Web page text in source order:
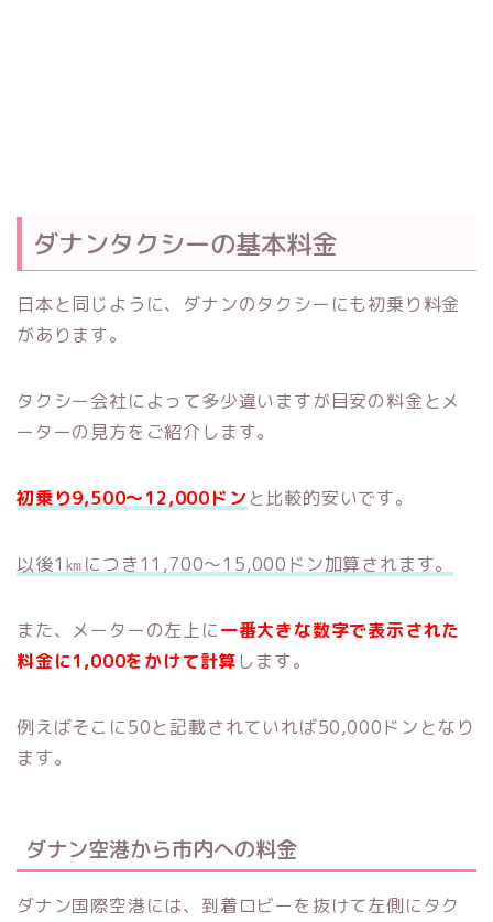
ダナンタクシーの基本料金
日本と同じように、ダナンのタクシーにも初乗り料金
があります。
タクシー会社によって多少違いますが目安の料金とメ
ーターの見方をご紹介します。
初乗り9,500～12,000ドン と比較的安いです。
以後1㎞につき11,700～15,000ドン加算されます。
また、メーターの左上に一番大きな数字で表示された
料金に1,000をかけて計算します。
例えばそこに50と記載されていれば50,000ドンとなり
ます。
ダナン空港から市内への料金
ダナン国際空港には、到着ロビーを抜けて左側にタク